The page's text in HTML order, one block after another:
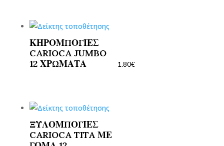
ΚΗΡΟΜΠΟΓΙΕΣ
CARIOCA JUMBO
12 ΧΡΩΜΑΤΑ
1.80€
ΞΥΛΟΜΠΟΓΙΕΣ
CARIOCA TITA ΜΕ